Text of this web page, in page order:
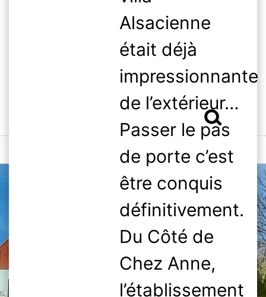
Alsacienne
était déjà
impressionnante
de l’extérieur…
Passer le pas
de porte c’est
être conquis
définitivement.
Du Côté de
Chez Anne,
l’établissement